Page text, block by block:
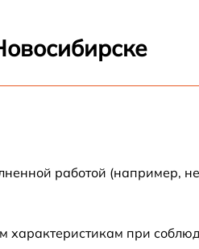
работой (например,
характеристикам при